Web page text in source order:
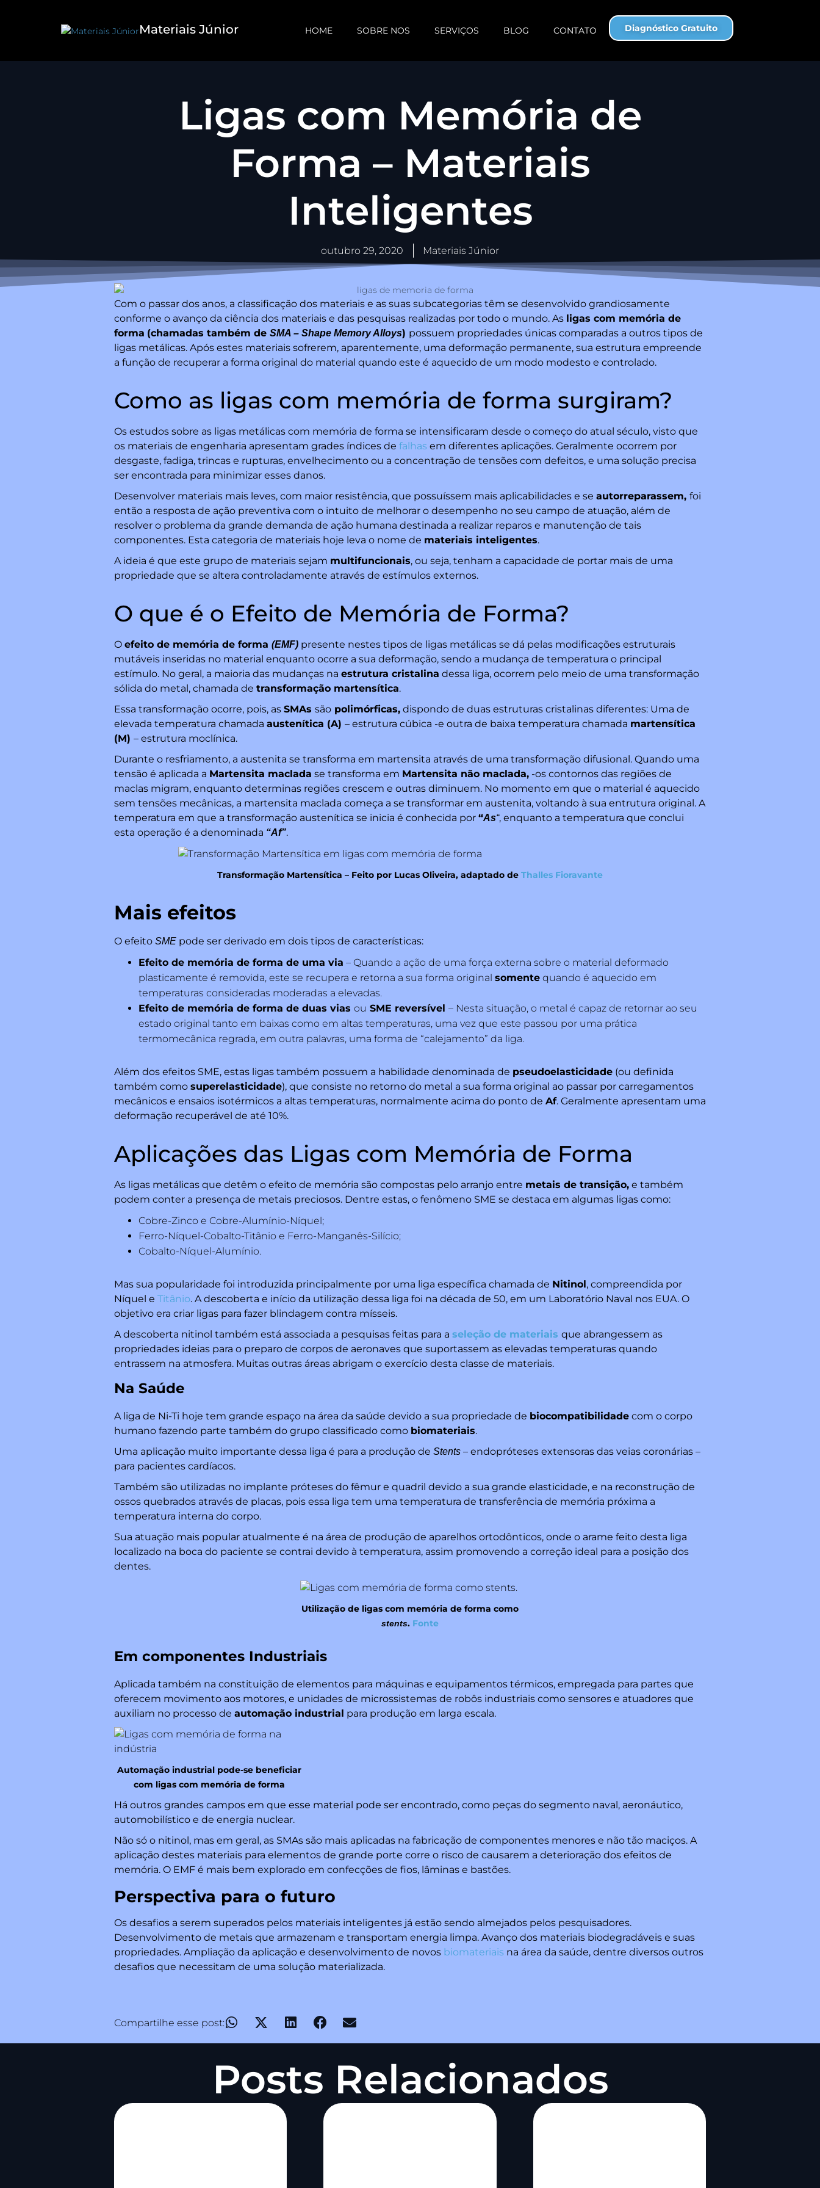
Materiais Júnior HOME SOBRE NOS SERVIÇOS BLOG CONTATO Diagnóstico Gratuito
Ligas com Memória de
Forma – Materiais
Inteligentes
outubro 29, 2020 Materiais Júnior
Com o passar dos anos, a classificação dos materiais e as suas subcategorias têm se desenvolvido grandiosamente
conforme o avanço da ciência dos materiais e das pesquisas realizadas por todo o mundo. As ligas com memória de
forma (chamadas também de SMA – Shape Memory Alloys) possuem propriedades únicas comparadas a outros tipos de
ligas metálicas. Após estes materiais sofrerem, aparentemente, uma deformação permanente, sua estrutura empreende
a função de recuperar a forma original do material quando este é aquecido de um modo modesto e controlado.
Como as ligas com memória de forma surgiram?
Os estudos sobre as ligas metálicas com memória de forma se intensificaram desde o começo do atual século, visto que
os materiais de engenharia apresentam grades índices de falhas em diferentes aplicações. Geralmente ocorrem por
desgaste, fadiga, trincas e rupturas, envelhecimento ou a concentração de tensões com defeitos, e uma solução precisa
ser encontrada para minimizar esses danos.
Desenvolver materiais mais leves, com maior resistência, que possuíssem mais aplicabilidades e se autorreparassem, foi
então a resposta de ação preventiva com o intuito de melhorar o desempenho no seu campo de atuação, além de
resolver o problema da grande demanda de ação humana destinada a realizar reparos e manutenção de tais
componentes. Esta categoria de materiais hoje leva o nome de materiais inteligentes.
A ideia é que este grupo de materiais sejam multifuncionais, ou seja, tenham a capacidade de portar mais de uma
propriedade que se altera controladamente através de estímulos externos.
O que é o Efeito de Memória de Forma?
O efeito de memória de forma (EMF) presente nestes tipos de ligas metálicas se dá pelas modificações estruturais
mutáveis inseridas no material enquanto ocorre a sua deformação, sendo a mudança de temperatura o principal
estímulo. No geral, a maioria das mudanças na estrutura cristalina dessa liga, ocorrem pelo meio de uma transformação
sólida do metal, chamada de transformação martensítica.
Essa transformação ocorre, pois, as SMAs são polimórficas, dispondo de duas estruturas cristalinas diferentes: Uma de
elevada temperatura chamada austenítica (A) – estrutura cúbica -e outra de baixa temperatura chamada martensítica
(M) – estrutura moclínica.
Durante o resfriamento, a austenita se transforma em martensita através de uma transformação difusional. Quando uma
tensão é aplicada a Martensita maclada se transforma em Martensita não maclada, -os contornos das regiões de
maclas migram, enquanto determinas regiões crescem e outras diminuem. No momento em que o material é aquecido
sem tensões mecânicas, a martensita maclada começa a se transformar em austenita, voltando à sua entrutura original. A
temperatura em que a transformação austenítica se inicia é conhecida por “As“, enquanto a temperatura que conclui
esta operação é a denominada “Af”.
Transformação Martensítica – Feito por Lucas Oliveira, adaptado de Thalles Fioravante
Mais efeitos
O efeito SME pode ser derivado em dois tipos de características:
Efeito de memória de forma de uma via – Quando a ação de uma força externa sobre o material deformado
plasticamente é removida, este se recupera e retorna a sua forma original somente quando é aquecido em
temperaturas consideradas moderadas a elevadas.
Efeito de memória de forma de duas vias ou SME reversível – Nesta situação, o metal é capaz de retornar ao seu
estado original tanto em baixas como em altas temperaturas, uma vez que este passou por uma prática
termomecânica regrada, em outra palavras, uma forma de “calejamento” da liga.
Além dos efeitos SME, estas ligas também possuem a habilidade denominada de pseudoelasticidade (ou definida
também como superelasticidade), que consiste no retorno do metal a sua forma original ao passar por carregamentos
mecânicos e ensaios isotérmicos a altas temperaturas, normalmente acima do ponto de Af. Geralmente apresentam uma
deformação recuperável de até 10%.
Aplicações das Ligas com Memória de Forma
As ligas metálicas que detêm o efeito de memória são compostas pelo arranjo entre metais de transição, e também
podem conter a presença de metais preciosos. Dentre estas, o fenômeno SME se destaca em algumas ligas como:
Cobre-Zinco e Cobre-Alumínio-Níquel;
Ferro-Níquel-Cobalto-Titânio e Ferro-Manganês-Silício;
Cobalto-Níquel-Alumínio.
Mas sua popularidade foi introduzida principalmente por uma liga específica chamada de Nitinol, compreendida por
Níquel e Titânio. A descoberta e início da utilização dessa liga foi na década de 50, em um Laboratório Naval nos EUA. O
objetivo era criar ligas para fazer blindagem contra mísseis.
A descoberta nitinol também está associada a pesquisas feitas para a seleção de materiais que abrangessem as
propriedades ideias para o preparo de corpos de aeronaves que suportassem as elevadas temperaturas quando
entrassem na atmosfera. Muitas outras áreas abrigam o exercício desta classe de materiais.
Na Saúde
A liga de Ni-Ti hoje tem grande espaço na área da saúde devido a sua propriedade de biocompatibilidade com o corpo
humano fazendo parte também do grupo classificado como biomateriais.
Uma aplicação muito importante dessa liga é para a produção de Stents – endopróteses extensoras das veias coronárias –
para pacientes cardíacos.
Também são utilizadas no implante próteses do fêmur e quadril devido a sua grande elasticidade, e na reconstrução de
ossos quebrados através de placas, pois essa liga tem uma temperatura de transferência de memória próxima a
temperatura interna do corpo.
Sua atuação mais popular atualmente é na área de produção de aparelhos ortodônticos, onde o arame feito desta liga
localizado na boca do paciente se contrai devido à temperatura, assim promovendo a correção ideal para a posição dos
dentes.
Utilização de ligas com memória de forma como
stents. Fonte
Em componentes Industriais
Aplicada também na constituição de elementos para máquinas e equipamentos térmicos, empregada para partes que
oferecem movimento aos motores, e unidades de microssistemas de robôs industriais como sensores e atuadores que
auxiliam no processo de automação industrial para produção em larga escala.
Automação industrial pode-se beneficiar
com ligas com memória de forma
Há outros grandes campos em que esse material pode ser encontrado, como peças do segmento naval, aeronáutico,
automobilístico e de energia nuclear.
Não só o nitinol, mas em geral, as SMAs são mais aplicadas na fabricação de componentes menores e não tão maciços. A
aplicação destes materiais para elementos de grande porte corre o risco de causarem a deterioração dos efeitos de
memória. O EMF é mais bem explorado em confecções de fios, lâminas e bastões.
Perspectiva para o futuro
Os desafios a serem superados pelos materiais inteligentes já estão sendo almejados pelos pesquisadores.
Desenvolvimento de metais que armazenam e transportam energia limpa. Avanço dos materiais biodegradáveis e suas
propriedades. Ampliação da aplicação e desenvolvimento de novos biomateriais na área da saúde, dentre diversos outros
desafios que necessitam de uma solução materializada.
Compartilhe esse post:
Posts Relacionados